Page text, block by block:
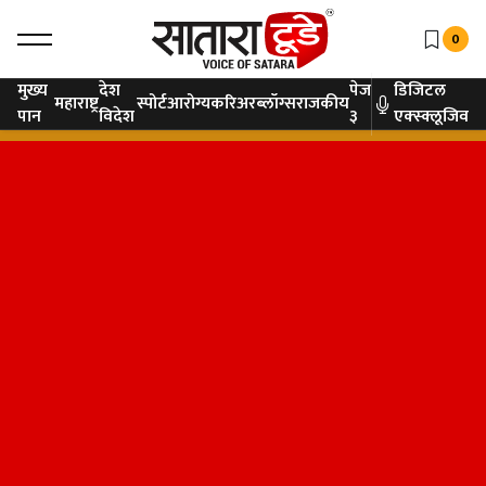
0
मुख्य
पान महाराष्ट्रदेश
विदेशस्पोर्टआरोग्यकरिअरब्लॉग्सराजकीयपेज
३
डिजिटल
एक्स्क्लूजिव